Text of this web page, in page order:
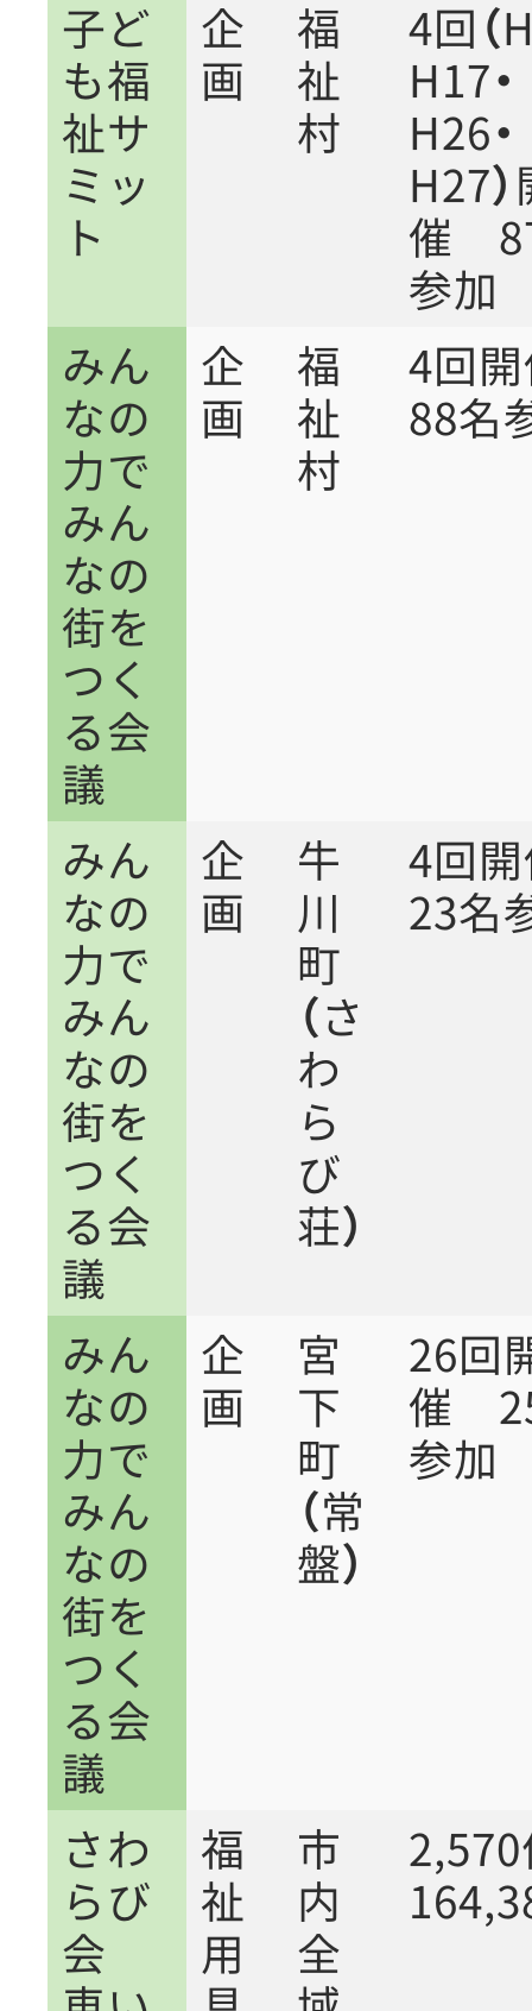
子ど
も福
祉サ
ミッ
ト
企
画
福
祉
村
4回（
H17・
H26・
H27
催
参加
みん
なの
力で
みん
なの
街を
つく
る会
議
企
画
福
祉
村
4回
88名
みん
なの
力で
みん
なの
街を
つく
る会
議
企
画
牛
川
町
（さ
わ
ら
び
荘）
4回
23名
みん
なの
力で
みん
なの
街を
つく
る会
議
企
画
宮
下
町
（常
盤）
26回
催
参加
さわ
らび
会
福
祉
用
市
内
全